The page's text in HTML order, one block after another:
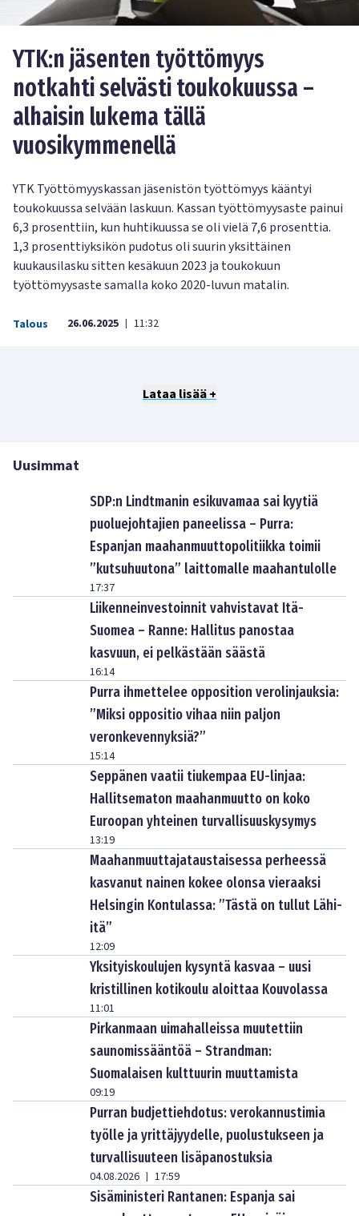
YTK:n jäsenten työttömyys
notkahti selvästi toukokuussa –
alhaisin lukema tällä
vuosikymmenellä
YTK Työttömyyskassan jäsenistön työttömyys kääntyi
toukokuussa selvään laskuun. Kassan työttömyysaste painui
6,3 prosenttiin, kun huhtikuussa se oli vielä 7,6 prosenttia.
1,3 prosenttiyksikön pudotus oli suurin yksittäinen
kuukausilasku sitten kesäkuun 2023 ja toukokuun
työttömyysaste samalla koko 2020-luvun matalin.
Talous 26.06.2025 | 11:32
Lataa lisää +
Uusimmat
SDP:n Lindtmanin esikuvamaa sai kyytiä
puoluejohtajien paneelissa – Purra:
Espanjan maahanmuuttopolitiikka toimii
”kutsuhuutona” laittomalle maahantulolle
17:37
Liikenneinvestoinnit vahvistavat Itä-
Suomea – Ranne: Hallitus panostaa
kasvuun, ei pelkästään säästä
16:14
Purra ihmettelee opposition verolinjauksia:
”Miksi oppositio vihaa niin paljon
veronkevennyksiä?”
15:14
Seppänen vaatii tiukempaa EU-linjaa:
Hallitsematon maahanmuutto on koko
Euroopan yhteinen turvallisuuskysymys
13:19
Maahanmuuttajataustaisessa perheessä
kasvanut nainen kokee olonsa vieraaksi
Helsingin Kontulassa: ”Tästä on tullut Lähi-
itä”
12:09
Yksityiskoulujen kysyntä kasvaa – uusi
kristillinen kotikoulu aloittaa Kouvolassa
11:01
Pirkanmaan uimahalleissa muutettiin
saunomissääntöä – Strandman:
Suomalaisen kulttuurin muuttamista
09:19
Purran budjettiehdotus: verokannustimia
työlle ja yrittäjyydelle, puolustukseen ja
turvallisuuteen lisäpanostuksia
04.08.2026 | 17:59
Sisäministeri Rantanen: Espanja sai